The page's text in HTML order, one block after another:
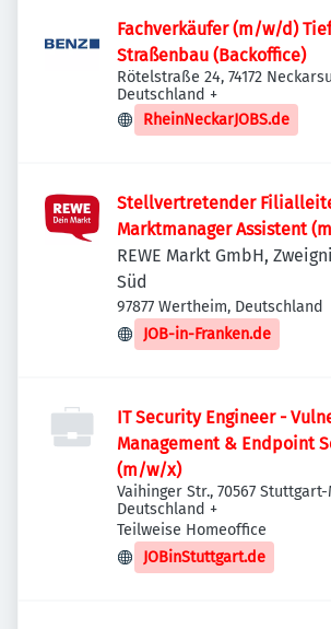
Fachverkäufer (m/w/d)
Straßenbau (Backoffice)
Rötelstraße 24, 74172
Deutschland +
RheinNeckarJOBS.de
Stellvertretender
Marktmanager Assistent
REWE Markt GmbH,
Süd
97877 Wertheim, Deutschland
JOB-in-Franken.de
IT Security Engineer -
Management & Endpoint
(m/w/x)
Vaihinger Str., 70567
Deutschland +
Teilweise Homeoffice
JOBinStuttgart.de